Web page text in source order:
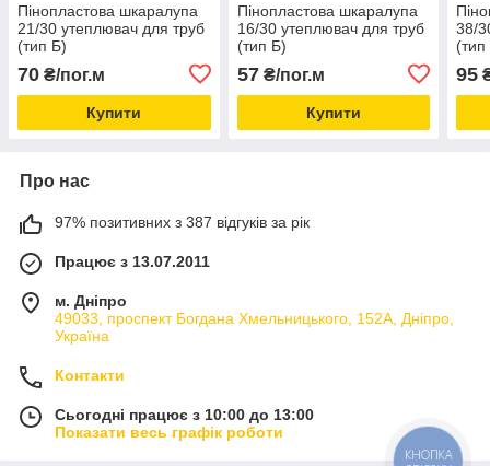
Пінопластова шкаралупа
21/30 утеплювач для труб
(тип Б)
70 ₴/пог.м
Купити
Пінопластова шкаралупа
16/30 утеплювач для труб
(тип Б)
57₴/пог.м
Купити
38/
95
Про нас
97% позитивних з 387 відгуків за рік
Працює з 13.07.2011
м. Дніпро
49033, проспект Богдана Хмельницького, 152А, Дніпро,
Україна
Контакти
Сьогодні працює з 10:00 до 13:00
Показати весь графік роботи
КНОПКА